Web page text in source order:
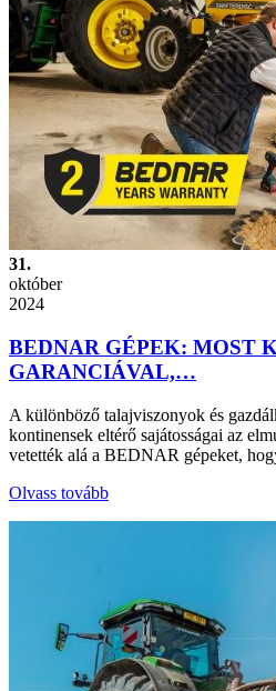
31.
október
2024
BEDNAR GÉPEK: MOST
GARANCIÁVAL,…
A különböző talajviszonyok és
kontinensek eltérő sajátosságai az
vetették alá a BEDNAR gépeket,
Olvass tovább